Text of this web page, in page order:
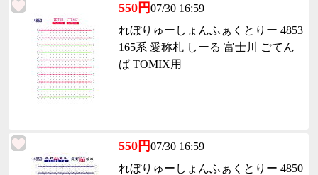
550円07/30 16:59
れぼりゅーしょんふぁくとりー 4853
165系 愛称札 しーる 富士川 ごてん
ば TOMIX用
550円07/30 16:59
れぼりゅーしょんふぁくとりー 4850